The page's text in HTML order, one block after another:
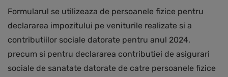
Formularul se utilizeaza de persoanele fizice pentru
declararea impozitului pe veniturile realizate si a
contributiilor sociale datorate pentru anul 2024,
precum si pentru declararea contributiei de asigurari
sociale de sanatate datorate de catre persoanele fizice